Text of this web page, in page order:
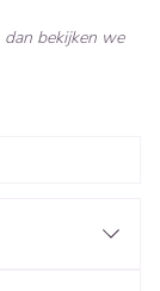
bekijken we